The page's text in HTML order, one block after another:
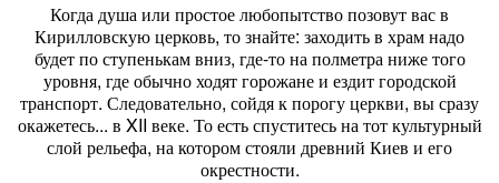
Когда душа или простое любопытство позовут вас в
Кирилловскую церковь, то знайте: заходить в храм надо
будет по ступенькам вниз, где-то на полметра ниже того
уровня, где обычно ходят горожане и ездит городской
транспорт. Следовательно, сойдя к порогу церкви, вы сразу
окажетесь... в XII веке. То есть спуститесь на тот культурный
слой рельефа, на котором стояли древний Киев и его
окрестности.